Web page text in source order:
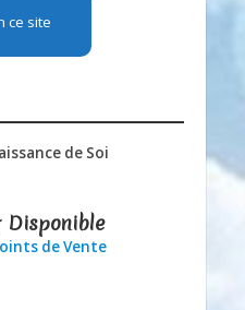
ce site
de Soi
Disponible
de Vente